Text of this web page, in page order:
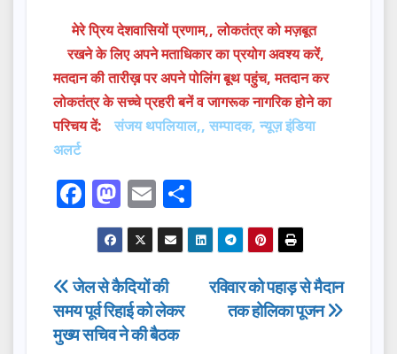
मेरे प्रिय देशवासियों प्रणाम,, लोकतंत्र को मज़बूत
रखने के लिए अपने मताधिकार का प्रयोग अवश्य करें,
मतदान की तारीख़ पर अपने पोलिंग बूथ पहुंच, मतदान कर
लोकतंत्र के सच्चे प्रहरी बनें व जागरूक नागरिक होने का
परिचय दें:
संजय थपलियाल,, सम्पादक, न्यूज़ इंडिया
अलर्ट
F
a
c
e
b
o
M
a
st
o
d
o
E
m
ail
h
ar
Post
navigation
रविवार को पहाड़ से मैदान
तक होलिका पूजन
जेल से कैदियों की
समय पूर्व रिहाई को लेकर
मुख्य सचिव ने की बैठक